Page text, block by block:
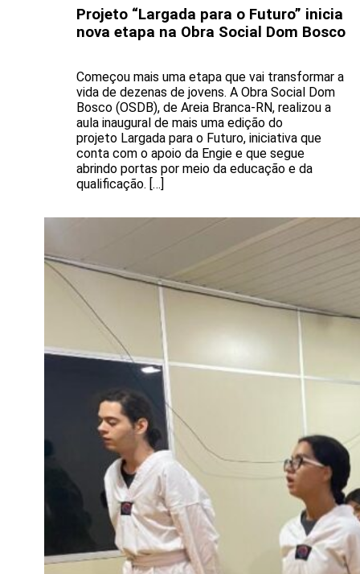
Projeto “Largada para o Futuro” inicia
nova etapa na Obra Social Dom Bosco
Começou mais uma etapa que vai transformar a
vida de dezenas de jovens. A Obra Social Dom
Bosco (OSDB), de Areia Branca-RN, realizou a
aula inaugural de mais uma edição do
projeto Largada para o Futuro, iniciativa que
conta com o apoio da Engie e que segue
abrindo portas por meio da educação e da
qualificação. […]